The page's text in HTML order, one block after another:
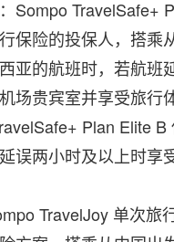
Sompo TravelSafe+
保险的投保人，搭乘
亚的航班时，若航班
场贵宾室并享受旅行
Plan Elite B
误两小时及以上时享
TravelJoy 单次旅